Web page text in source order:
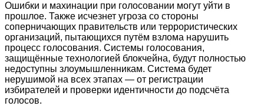
Ошибки и махинации при голосовании могут уйти в
прошлое. Также исчезнет угроза со стороны
соперничающих правительств или террористических
организаций, пытающихся путём взлома нарушить
процесс голосования. Системы голосования,
защищённые технологией блокчейна, будут полностью
недоступны злоумышленникам. Система будет
нерушимой на всех этапах — от регистрации
избирателей и проверки идентичности до подсчёта
голосов.